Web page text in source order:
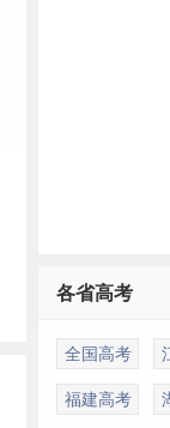
各省高考
全国高考
福建高考